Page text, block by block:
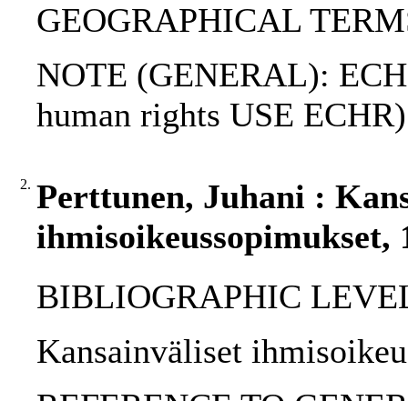
GEOGRAPHICAL
NOTE (GENERAL):
human rights USE ECHR)
2. Perttunen, Juhani :
ihmisoikeussopimukset,
BIBLIOGRAPHIC
Kansainväliset